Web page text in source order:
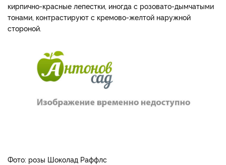
кирпично-красные лепестки, иногда с розовато-­дымчатыми
тонами, контра­стируют с кремово-желтой наружной
стороной.
Фото: розы Шоколад Раффлс